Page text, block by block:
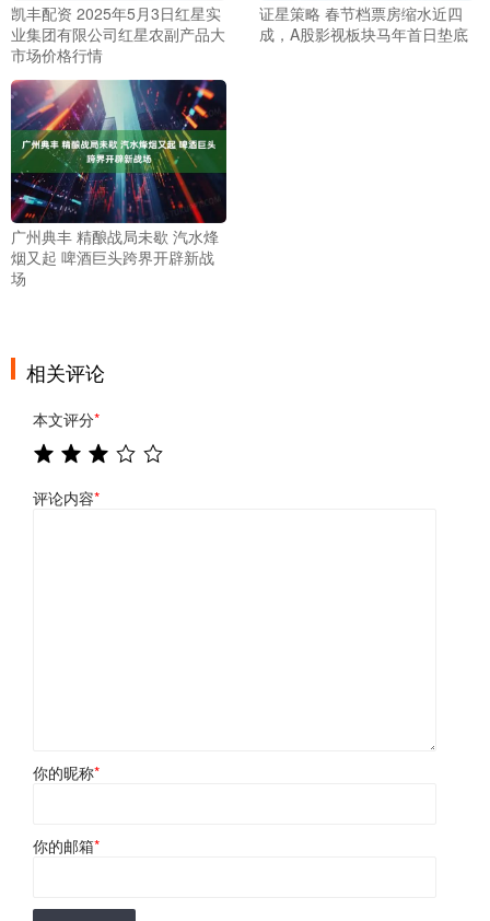
凯丰配资 2025年5月3日红星实
业集团有限公司红星农副产品大
市场价格行情
证星策略 春节档票房缩水近四
成，A股影视板块马年首日垫底
广州典丰 精酿战局未歇 汽水烽
烟又起 啤酒巨头跨界开辟新战
场
相关评论
本文评分*
评论内容*
你的昵称*
你的邮箱*